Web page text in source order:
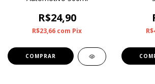
R$24,90
R$23,66 com Pix